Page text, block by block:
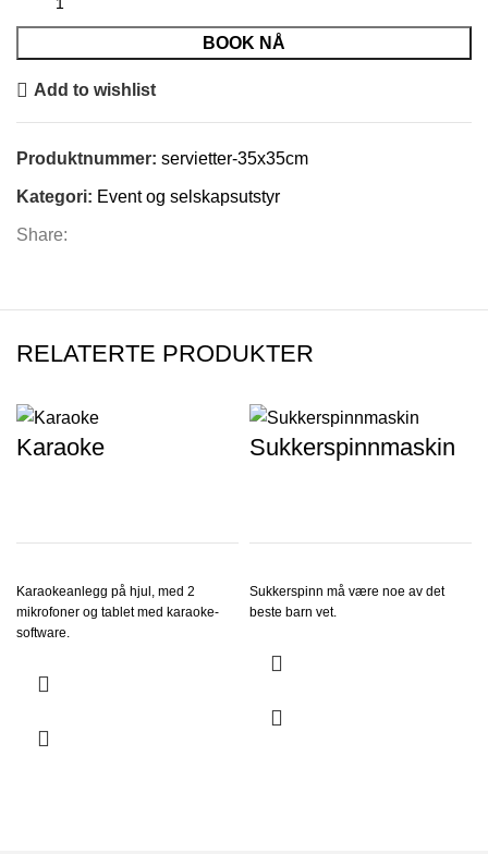
BOOK NÅ
Add to wishlist
Produktnummer: servietter-35x35cm
Kategori: Event og selskapsutstyr
Share:
RELATERTE PRODUKTER
Karaoke
Karaokeanlegg på hjul, med 2
mikrofoner og tablet med karaoke-
software.
Sukkerspinnmaskin
Sukkerspinn må være noe av det
beste barn vet.